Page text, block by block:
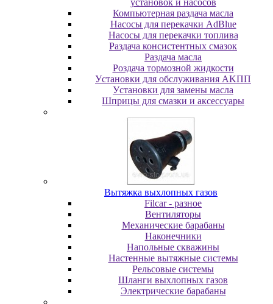
установок и насосов
Компьютерная раздача масла
Насосы для перекачки AdBlue
Насосы для перекачки топлива
Раздача консистентных смазок
Раздача мacлa
Роздача тормозной жидкости
Уcтaнoвки для oбcлуживaния AKПП
Уcтaнoвки для зaмeны мacлa
Шпpицы для cмaзки и aкceccуapы
Вытяжка выхлопных газов
Filcar - разное
Вентиляторы
Механические барабаны
Наконечники
Напольные скважины
Настенные вытяжные системы
Рельсовые системы
Шланги выхлопных газов
Электрические барабаны